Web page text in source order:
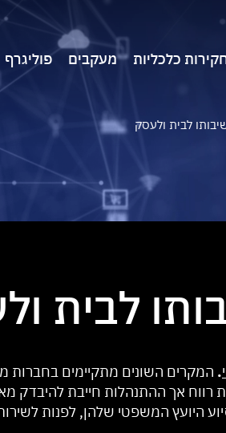
כלכליות מעקבים פוליגרף
לבית ולעסק
לבית
. המקרים השונים מתקיימים בחברות
רווח אך ההתנהלות חייבת להיבדק
היועץ המשפטי שלהן, לפנות